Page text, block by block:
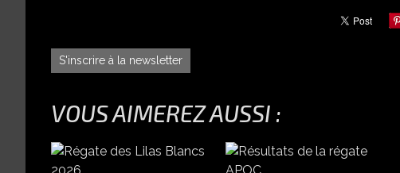
S'inscrire à la newsletter
VOUS AIMEREZ AUSSI :